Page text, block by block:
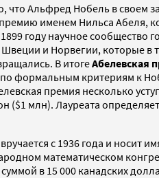
что Альфред Нобель в своем
именем Нильса Абеля,
году научное сообщество
и Норвегии, которые в
В итогеАбелевская
формальным критериям к
премия несколько
($1 млн). Лауреата
с 1936 года и носит
математическом
в 15 000 канадских